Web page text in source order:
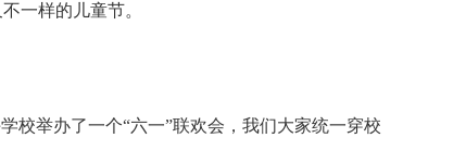
一样的儿童节。
校举办了一个“六一”联欢会，我们大家统一穿校